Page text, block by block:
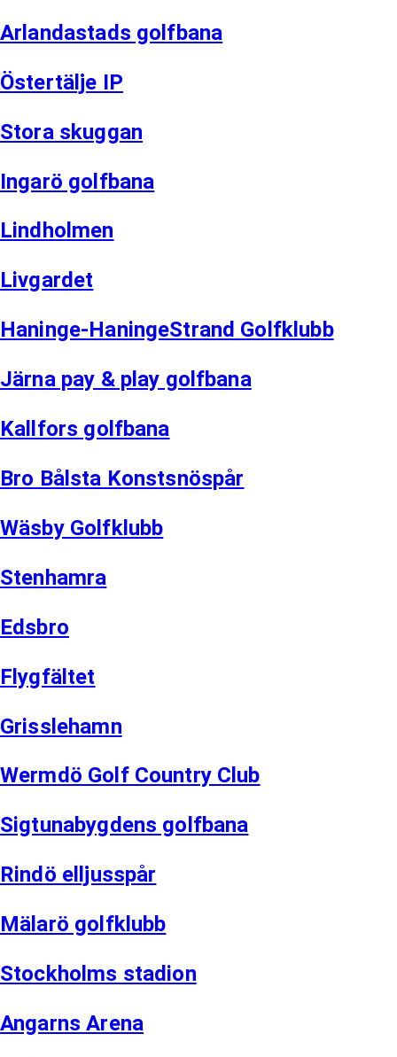
Arlandastads golfbana
Östertälje IP
Stora skuggan
Ingarö golfbana
Lindholmen
Livgardet
Haninge-HaningeStrand Golfklubb
Järna pay & play golfbana
Kallfors golfbana
Bro Bålsta Konstsnöspår
Wäsby Golfklubb
Stenhamra
Edsbro
Flygfältet
Grisslehamn
Wermdö Golf Country Club
Sigtunabygdens golfbana
Rindö elljusspår
Mälarö golfklubb
Stockholms stadion
Angarns Arena